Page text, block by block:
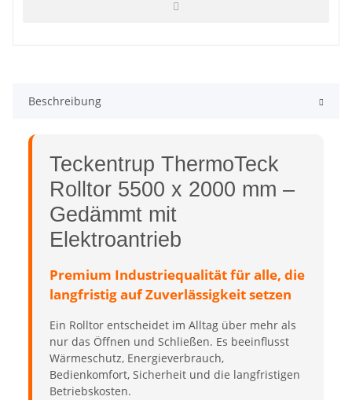
Beschreibung
Teckentrup ThermoTeck
Rolltor 5500 x 2000 mm –
Gedämmt mit
Elektroantrieb
Premium Industriequalität für alle, die
langfristig auf Zuverlässigkeit setzen
Ein Rolltor entscheidet im Alltag über mehr als
nur das Öffnen und Schließen. Es beeinflusst
Wärmeschutz, Energieverbrauch,
Bedienkomfort, Sicherheit und die langfristigen
Betriebskosten.